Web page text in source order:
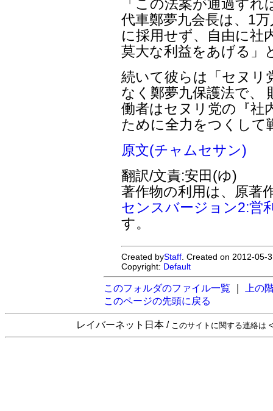
「この法案が通過す
代車鄭夢九会長は、1
に採用せず、自由に社
莫大な利益をあげる」
続いて彼らは「セヌリ
なく鄭夢九保護法で、
働者はセヌリ党の『社
ために全力をつくして
原文(チャムセサン)
翻訳/文責:安田(ゆ)
著作物の利用は、原著
センスバージョン2:営
す。
Created byStaff . Created on 2012-
Copyright: Default
このフォルダのファイル一覧
上の
このページの先頭に戻る
レイバーネット日本 / このサイトに関する連絡は